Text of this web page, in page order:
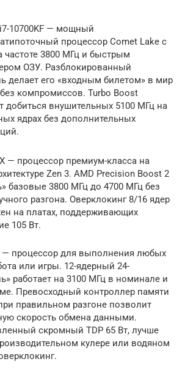
i7-10700KF — мощный
процессор Comet Lake с
частоте 3800 МГц и быстрым
ОЗУ. Разблокированный
делает его «входным билетом» в мир
компромиссов. Turbo Boost
добиться внушительных 5100 МГц на
ядрах без дополнительных
— процессор премиум-класса на
Zen 3. AMD Precision Boost 2
базовые 3800 МГц до 4700 МГц без
разгона. Оверклокинг 8/16 ядер
на платах, поддерживающих
105 Вт.
— процессор для выполнения любых
или игры. 12-ядерный 24-
работает на 3100 МГц в номинале и
Превосходный контроллер памяти
правильном разгоне позволит
скорость обмена данными.
скромный TDP 65 Вт, лучше
кулере или водяном